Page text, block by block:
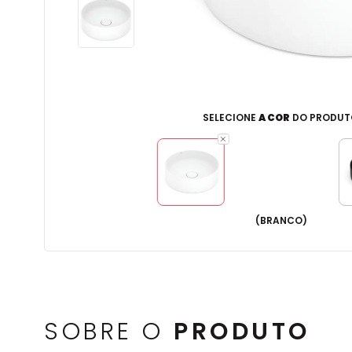
SELECIONE A COR DO
(BRANCO)
SOBRE O PRODUTO